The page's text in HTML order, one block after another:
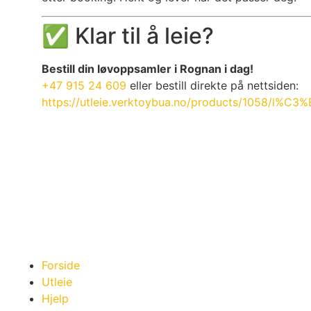
✅ Klar til å leie?
Bestill din løvoppsamler i Rognan i dag!
+47 915 24 609 eller bestill direkte på nettsiden:
https://utleie.verktoybua.no/products/1058/
Forside
Utleie
Hjelp